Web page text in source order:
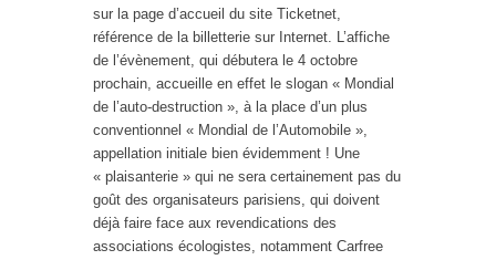
sur la page d’accueil du site Ticketnet,
référence de la billetterie sur Internet. L’affiche
de l’évènement, qui débutera le 4 octobre
prochain, accueille en effet le slogan « Mondial
de l’auto-destruction », à la place d’un plus
conventionnel « Mondial de l’Automobile »,
appellation initiale bien évidemment ! Une
« plaisanterie » qui ne sera certainement pas du
goût des organisateurs parisiens, qui doivent
déjà faire face aux revendications des
associations écologistes, notamment Carfree